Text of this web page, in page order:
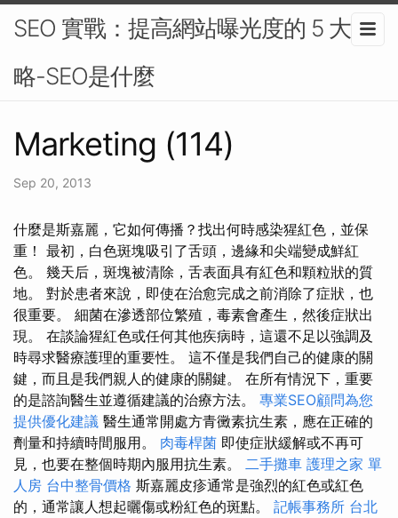
SEO 實戰：提高網站曝光度的 5 大策
略-SEO是什麼
Marketing (114)
Sep 20, 2013
什麼是斯嘉麗，它如何傳播？找出何時感染猩紅色，並保
重！ 最初，白色斑塊吸引了舌頭，邊緣和尖端變成鮮紅
色。 幾天后，斑塊被清除，舌表面具有紅色和顆粒狀的質
地。 對於患者來說，即使在治愈完成之前消除了症狀，也
很重要。 細菌在滲透部位繁殖，毒素會產生，然後症狀出
現。 在談論猩紅色或任何其他疾病時，這還不足以強調及
時尋求醫療護理的重要性。 這不僅是我們自己的健康的關
鍵，而且是我們親人的健康的關鍵。 在所有情況下，重要
的是諮詢醫生並遵循建議的治療方法。 專業SEO顧問為您
提供優化建議 醫生通常開處方青黴素抗生素，應在正確的
劑量和持續時間服用。 肉毒桿菌 即使症狀緩解或不再可
見，也要在整個時期內服用抗生素。 二手攤車 護理之家 單
人房 台中整骨價格 斯嘉麗皮疹通常是強烈的紅色或紅色
的，通常讓人想起曬傷或粉紅色的斑點。 記帳事務所 台北